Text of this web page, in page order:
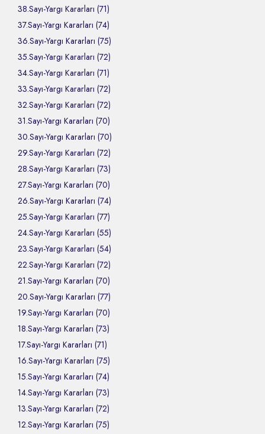
38.Sayı-Yargı Kararları (71)
37.Sayı-Yargı Kararları (74)
36.Sayı-Yargı Kararları (75)
35.Sayı-Yargı Kararları (72)
34.Sayı-Yargı Kararları (71)
33.Sayı-Yargı Kararları (72)
32.Sayı-Yargı Kararları (72)
31.Sayı-Yargı Kararları (70)
30.Sayı-Yargı Kararları (70)
29.Sayı-Yargı Kararları (72)
28.Sayı-Yargı Kararları (73)
27.Sayı-Yargı Kararları (70)
26.Sayı-Yargı Kararları (74)
25.Sayı-Yargı Kararları (77)
24.Sayı-Yargı Kararları (55)
23.Sayı-Yargı Kararları (54)
22.Sayı-Yargı Kararları (72)
21.Sayı-Yargı Kararları (70)
20.Sayı-Yargı Kararları (77)
19.Sayı-Yargı Kararları (70)
18.Sayı-Yargı Kararları (73)
17.Sayı-Yargı Kararları (71)
16.Sayı-Yargı Kararları (75)
15.Sayı-Yargı Kararları (74)
14.Sayı-Yargı Kararları (73)
13.Sayı-Yargı Kararları (72)
12.Sayı-Yargı Kararları (75)